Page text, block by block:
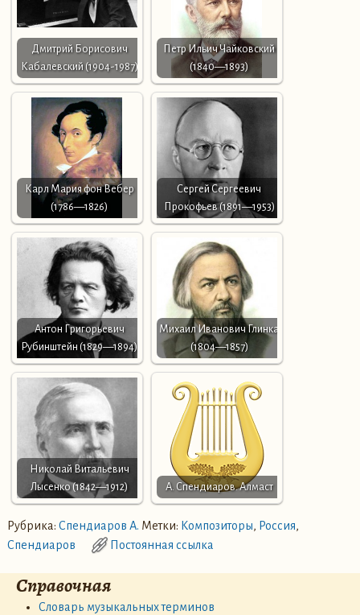
Дмитрий Борисович
Кабалевский (1904-1987)
Петр Ильич Чайковский
(1840—1893)
Карл Мария фон Вебер
(1786—1826)
Сергей Сергеевич
Прокофьев (1891—1953)
Антон Григорьевич
Рубинштейн (1829—1894)
Михаил Иванович Глинка
(1804—1857)
Николай Витальевич
Лысенко (1842—1912)
А. Спендиаров. Алмаст
Рубрика: Спендиаров А. Метки: Композиторы, Россия,
Спендиаров
Постоянная ссылка
Справочная
Словарь музыкальных терминов